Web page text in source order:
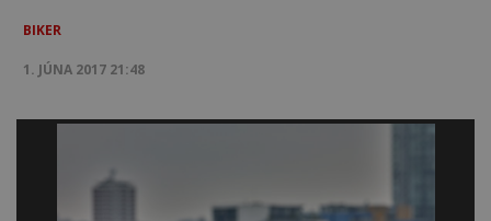
BIKER
1. JÚNA 2017 21:48